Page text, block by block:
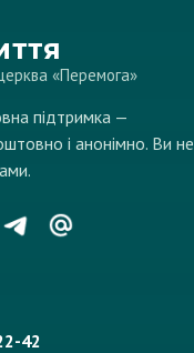
«Перемога»
підтримка —
і анонімно. Ви не
42